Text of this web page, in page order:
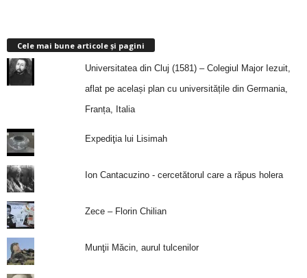
Cele mai bune articole și pagini
Universitatea din Cluj (1581) – Colegiul Major Iezuit,
aflat pe același plan cu universitățile din Germania,
Franța, Italia
Expediţia lui Lisimah
Ion Cantacuzino - cercetătorul care a răpus holera
Zece – Florin Chilian
Munţii Măcin, aurul tulcenilor